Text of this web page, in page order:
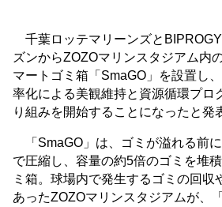
千葉ロッテマリーンズと
ズンからZOZOマリンスタジアム内
マートゴミ箱「SmaGO」を設置し
率化による美観維持と資源循環プロ
り組みを開始することになったと発
「SmaGO」は、ゴミが溢れる前
で圧縮し、容量の約5倍のゴミを堆
ミ箱。球場内で発生するゴミの回収
あったZOZOマリンスタジアムが、